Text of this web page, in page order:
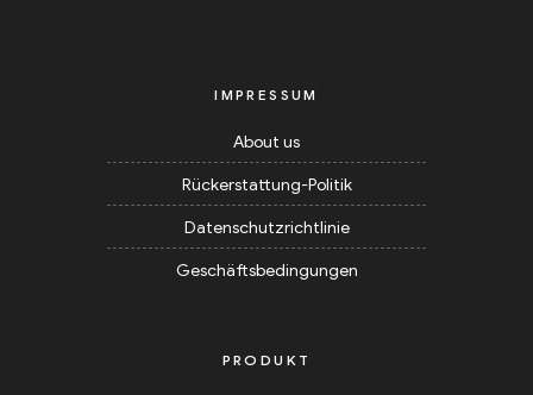
IMPRESSUM
About us
Rückerstattung-Politik
Datenschutzrichtlinie
Geschäftsbedingungen
PRODUKT